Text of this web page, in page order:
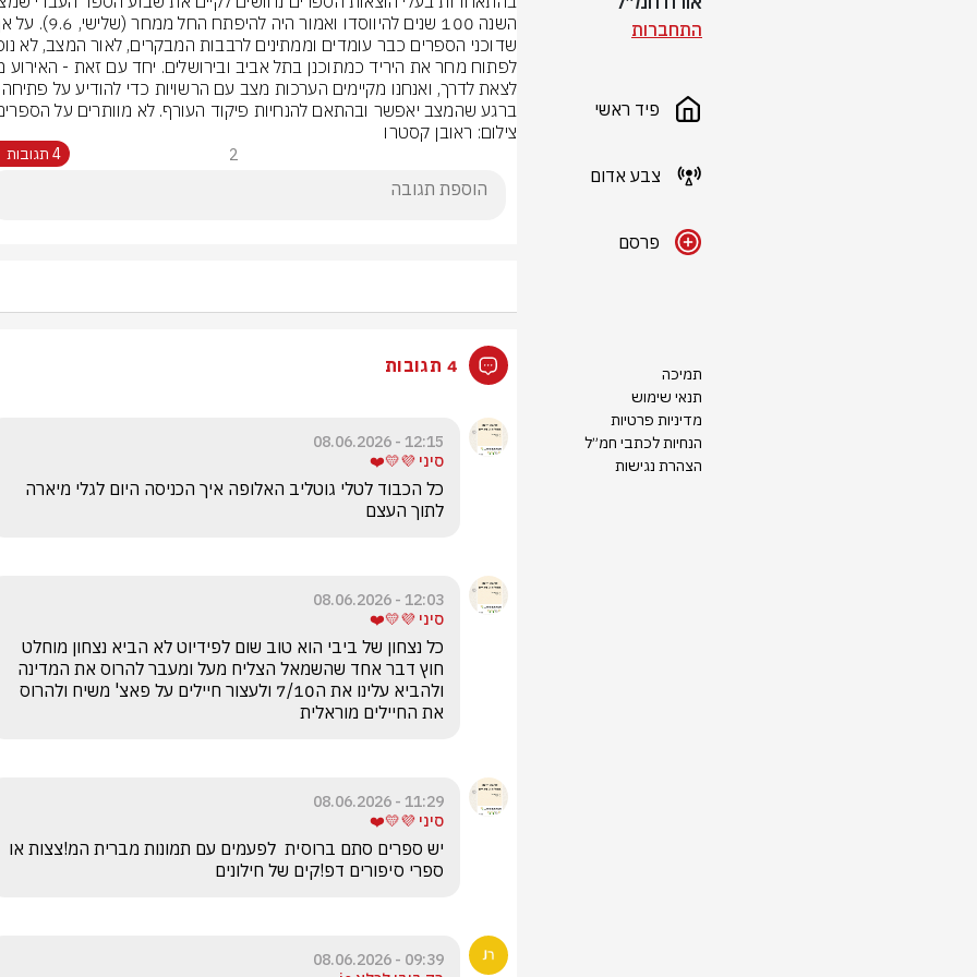
התחברות
פיד ראשי
צבע אדום
פרסם
תמיכה
תנאי שימוש
מדיניות פרטיות
הנחיות לכתבי חמ״ל
הצהרת נגישות
ברגע שהמצב יאפשר ובהתאם להנחיות פיקוד העורף. לא מוותרים על
צילום: ראובן קסטרו
2 4 תגובות
4 תגובות
12:15 - 08.06.2026
סיני 💜💛❤️
לתוך העצם
12:03 - 08.06.2026
סיני 💜💛❤️
את החיילים מוראלית
11:29 - 08.06.2026
סיני 💜💛❤️
ספרי סיפורים דפ!קים של חילונים
09:39 - 08.06.2026